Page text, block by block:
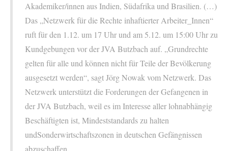
Akademiker/innen aus Indien, Südafrika und Brasilien. (…)
Das „Netzwerk für die Rechte inhaftierter Arbeiter_Innen“
ruft für den 1.12. um 17 Uhr und am 5.12. um 15:00 Uhr zu
Kundgebungen vor der JVA Butzbach auf. „Grundrechte
gelten für alle und können nicht für Teile der Bevölkerung
ausgesetzt werden“, sagt Jörg Nowak vom Netzwerk. Das
Netzwerk unterstützt die Forderungen der Gefangenen in
der JVA Butzbach, weil es im Interesse aller lohnabhängig
Beschäftigten ist, Mindeststandards zu halten
undSonderwirtschaftszonen in deutschen Gefängnissen
abzuschaffen.